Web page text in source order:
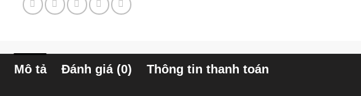
Mô tả Đánh giá (0) Thông tin thanh toán